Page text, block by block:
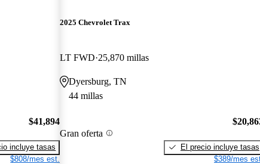
$41,894
incluye tasas
$808/mes est.
2025 Chevrolet Trax
LT FWD 25,870 millas
Dyersburg, TN
44 millas
Gran oferta
El precio incluye tasas
$389/mes